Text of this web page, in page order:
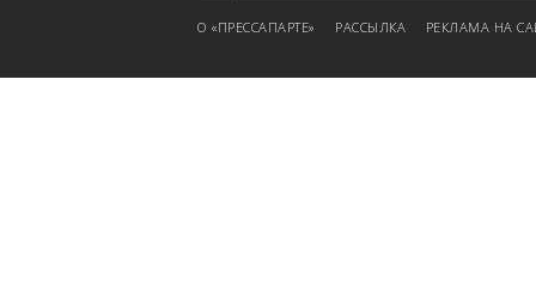
О «ПРЕССАПАРТЕ» РАССЫЛКА РЕКЛАМА НА